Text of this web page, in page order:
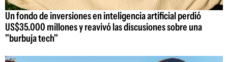
Un fondo de inversiones en inteligencia artificial perdió
US$35.000 millones y reavivó las discusiones sobre una
"burbuja tech"